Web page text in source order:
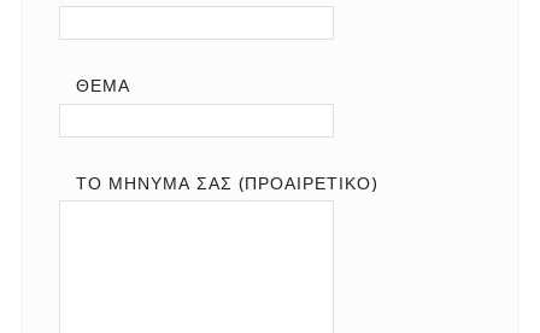
ΘΈΜΑ
ΤΟ ΜΉΝΥΜΆ ΣΑΣ (ΠΡΟΑΙΡΕΤΙΚΌ)